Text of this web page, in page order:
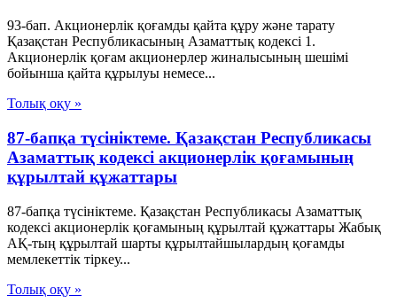
93-бап. Акционерлiк қоғамды қайта құру және тарату
Қазақстан Республикасының Азаматтық кодексi 1.
Акционерлiк қоғам акционерлер жиналысының шешiмi
бойынша қайта құрылуы немесе...
Толық оқу »
87-бапқа түсініктеме. Қазақстан Республикасы
Азаматтық кодексі акционерлік қоғамының
құрылтай құжаттары
87-бапқа түсініктеме. Қазақстан Республикасы Азаматтық
кодексі акционерлік қоғамының құрылтай құжаттары Жабық
АҚ-тың құрылтай шарты құрылтайшылардың қоғамды
мемлекеттік тіркеу...
Толық оқу »